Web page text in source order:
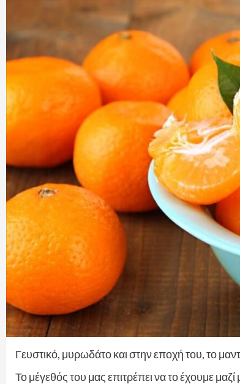
Γευστικό, μυρωδάτο και στην εποχή του, το
Το μέγεθός του μας επιτρέπει να το έχουμε